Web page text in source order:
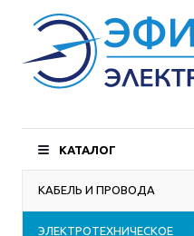
О
КАТАЛОГ
КАБЕЛЬ И ПРОВОДА
ЭЛЕКТРОТЕХНИЧЕСКОЕ